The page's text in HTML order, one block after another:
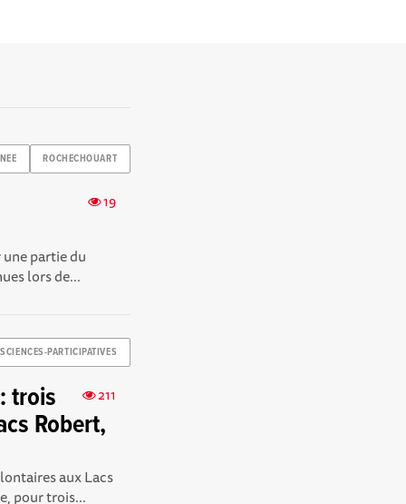
ROCHECHOUART
19
partie du
lors de...
SCIENCES-PARTICIPATIVES
211
trois
Robert,
aux Lacs
pour trois...